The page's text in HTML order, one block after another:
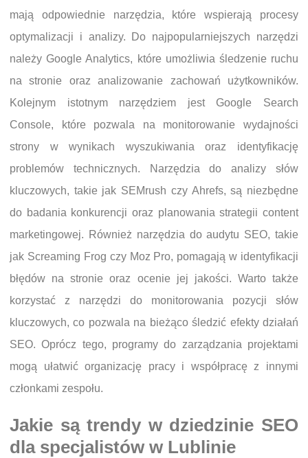
mają odpowiednie narzędzia, które wspierają procesy
optymalizacji i analizy. Do najpopularniejszych narzędzi
należy Google Analytics, które umożliwia śledzenie ruchu
na stronie oraz analizowanie zachowań użytkowników.
Kolejnym istotnym narzędziem jest Google Search
Console, które pozwala na monitorowanie wydajności
strony w wynikach wyszukiwania oraz identyfikację
problemów technicznych. Narzędzia do analizy słów
kluczowych, takie jak SEMrush czy Ahrefs, są niezbędne
do badania konkurencji oraz planowania strategii content
marketingowej. Również narzędzia do audytu SEO, takie
jak Screaming Frog czy Moz Pro, pomagają w identyfikacji
błędów na stronie oraz ocenie jej jakości. Warto także
korzystać z narzędzi do monitorowania pozycji słów
kluczowych, co pozwala na bieżąco śledzić efekty działań
SEO. Oprócz tego, programy do zarządzania projektami
mogą ułatwić organizację pracy i współpracę z innymi
członkami zespołu.
Jakie są trendy w dziedzinie SEO
dla specjalistów w Lublinie